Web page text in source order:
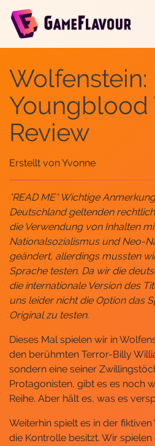
Wolfenstein:
Youngblood
Review
Erstellt vonYvonne
*READ ME* Wichtige
Deutschland geltenden
die Verwendung von Inhalten
Nationalsozialismus und Neo-
geändert, allerdings mussten
Sprache testen. Da wir die
die internationale Version des
uns leider nicht die Option das
Original zu testen.
Dieses Mal spielen wir in
den berühmten Terror-Billy
sondern eine seiner
Protagonisten, gibt es es noch
Reihe. Aber hält es, was es
Weiterhin spielt es in der
die Kontrolle besitzt. Wir